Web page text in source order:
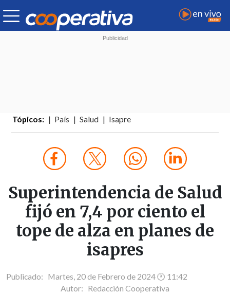
Tópicos: País Salud Isapre
Superintendencia de Salud
fijó en 7,4 por ciento el
tope de alza en planes de
isapres
Publicado: Martes, 20 de Febrero de 2024 🕐 11:42
Autor: Redacción Cooperativa